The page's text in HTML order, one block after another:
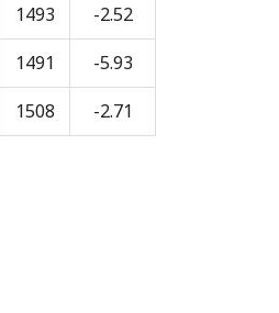
1493
-2.52
1491
-5.93
1508 -2.71